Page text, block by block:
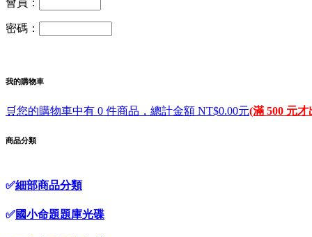
會員：
密碼：
我的購物車
🛒您的購物車中有 0 件商品，總計金額 NT$0.00元(滿 500 元才
商品分類
✅細部商品分類
✅國小命題題庫光碟